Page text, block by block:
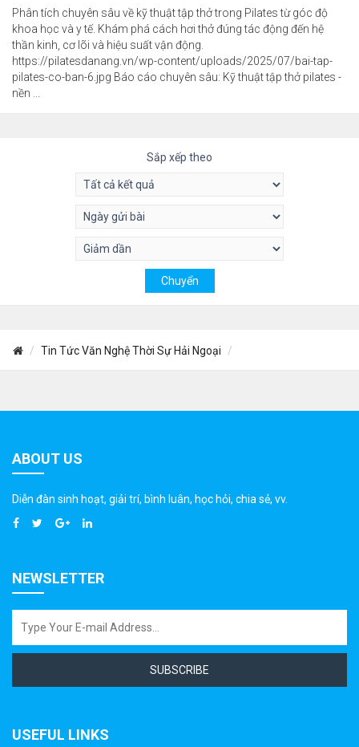
Phân tích chuyên sâu về kỹ thuật tập thở trong Pilates từ góc độ
khoa học và y tế. Khám phá cách hơi thở đúng tác động đến hệ
thần kinh, cơ lõi và hiệu suất vận động.
https://pilatesdanang.vn/wp-content/uploads/2025/07/bai-tap-
pilates-co-ban-6.jpg Báo cáo chuyên sâu: Kỹ thuật tập thở pilates -
nền ...
Sắp xếp theo
Tin Tức Văn Nghệ Thời Sự Hải Ngoại
ABOUT US
Diễn đàn sinh hoạt, giải trí, bình luân, học hỏi, chia sẻ, vv.
NEWSLETTER
SUBSCRIBE
USEFUL LINKS